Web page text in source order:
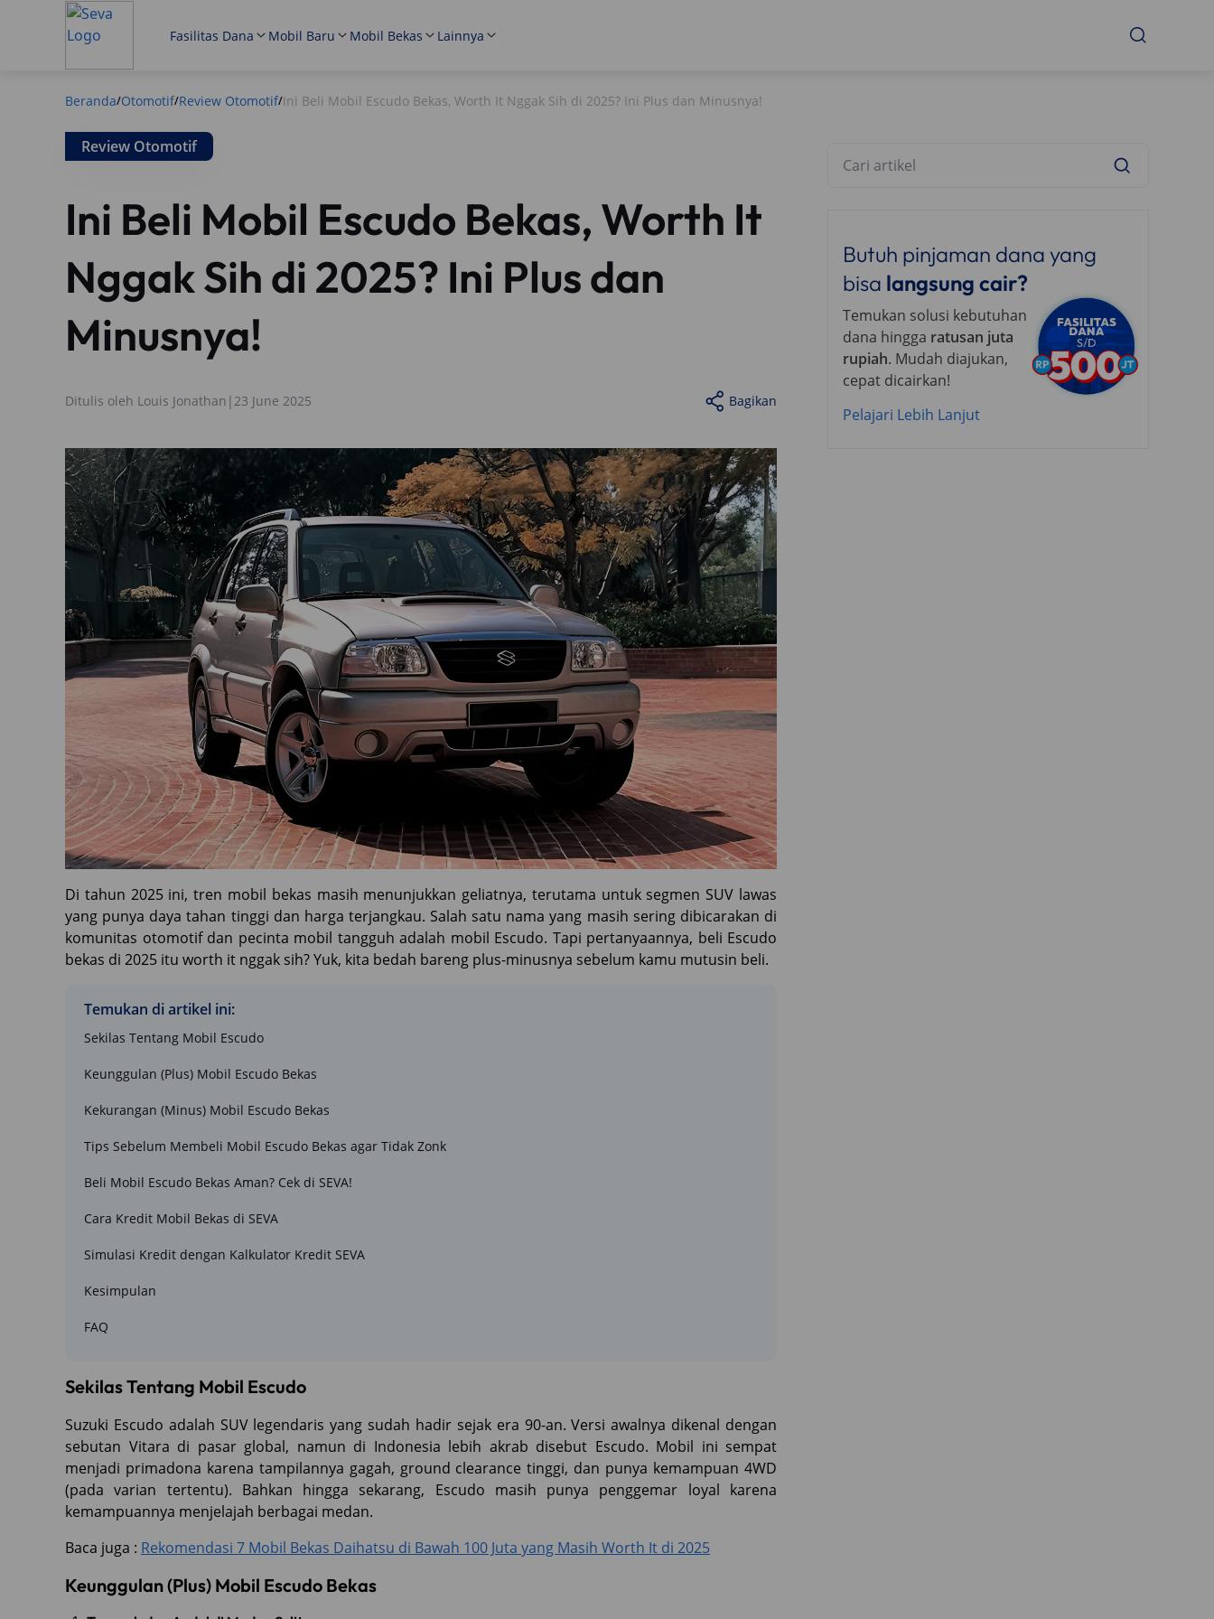
Fasilitas Dana Mobil Baru Mobil Bekas Lainnya
Beranda/Otomotif/Review Otomotif/Ini Beli Mobil Escudo Bekas, Worth It Nggak Sih di 2025? Ini Plus dan Minusnya!
Review Otomotif
Ini Beli Mobil Escudo Bekas, Worth It
Nggak Sih di 2025? Ini Plus dan
Minusnya!
Ditulis oleh Louis Jonathan | 23 June 2025 Bagikan
Di tahun 2025 ini, tren mobil bekas masih menunjukkan geliatnya, terutama untuk segmen SUV lawas
yang punya daya tahan tinggi dan harga terjangkau. Salah satu nama yang masih sering dibicarakan di
komunitas otomotif dan pecinta mobil tangguh adalah mobil Escudo. Tapi pertanyaannya, beli Escudo
bekas di 2025 itu worth it nggak sih? Yuk, kita bedah bareng plus-minusnya sebelum kamu mutusin beli.
Temukan di artikel ini:
Sekilas Tentang Mobil Escudo
Keunggulan (Plus) Mobil Escudo Bekas
Kekurangan (Minus) Mobil Escudo Bekas
Tips Sebelum Membeli Mobil Escudo Bekas agar Tidak Zonk
Beli Mobil Escudo Bekas Aman? Cek di SEVA!
Cara Kredit Mobil Bekas di SEVA
Simulasi Kredit dengan Kalkulator Kredit SEVA
Kesimpulan
FAQ
Sekilas Tentang Mobil Escudo
Suzuki Escudo adalah SUV legendaris yang sudah hadir sejak era 90-an. Versi awalnya dikenal dengan
sebutan Vitara di pasar global, namun di Indonesia lebih akrab disebut Escudo. Mobil ini sempat
menjadi primadona karena tampilannya gagah, ground clearance tinggi, dan punya kemampuan 4WD
(pada varian tertentu). Bahkan hingga sekarang, Escudo masih punya penggemar loyal karena
kemampuannya menjelajah berbagai medan.
Baca juga : Rekomendasi 7 Mobil Bekas Daihatsu di Bawah 100 Juta yang Masih Worth It di 2025
Keunggulan (Plus) Mobil Escudo Bekas
Butuh pinjaman dana yang
bisa langsung cair?
Temukan solusi kebutuhan
dana hingga ratusan juta
rupiah. Mudah diajukan,
cepat dicairkan!
Pelajari Lebih Lanjut